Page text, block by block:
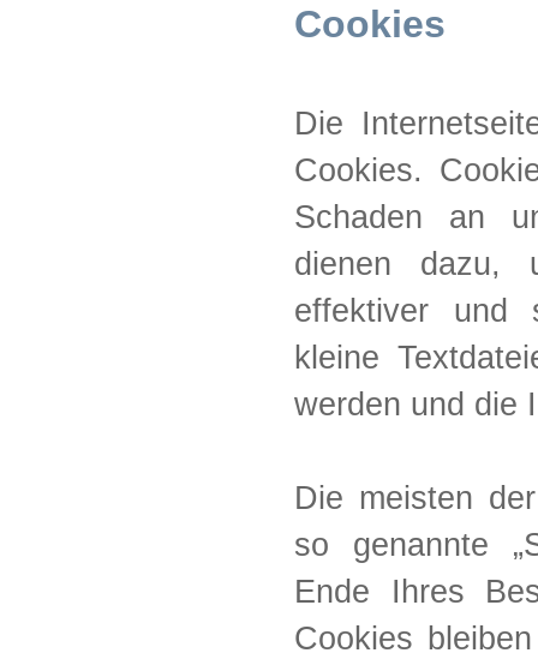
Cookies
Die
Cookies.
Schaden an
dienen dazu,
effektiver und
kleine
werden und die
Die meisten
so genannte
Ende Ihres
Cookies